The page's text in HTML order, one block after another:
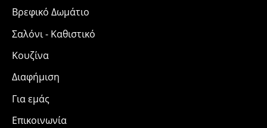
Βρεφικό Δωμάτιο
Σαλόνι - Καθιστικό
Κουζίνα
Διαφήμιση
Για εμάς
Επικοινωνία